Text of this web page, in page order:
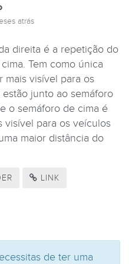
atrás
direita é a repetição do
Tem como única
mais visível para os
junto ao semáforo
o semáforo de cima é
visível para os veículos
maior distância do
LINK
de ter uma